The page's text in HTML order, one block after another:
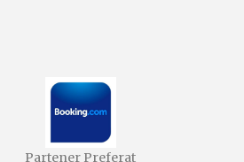
Partener Preferat